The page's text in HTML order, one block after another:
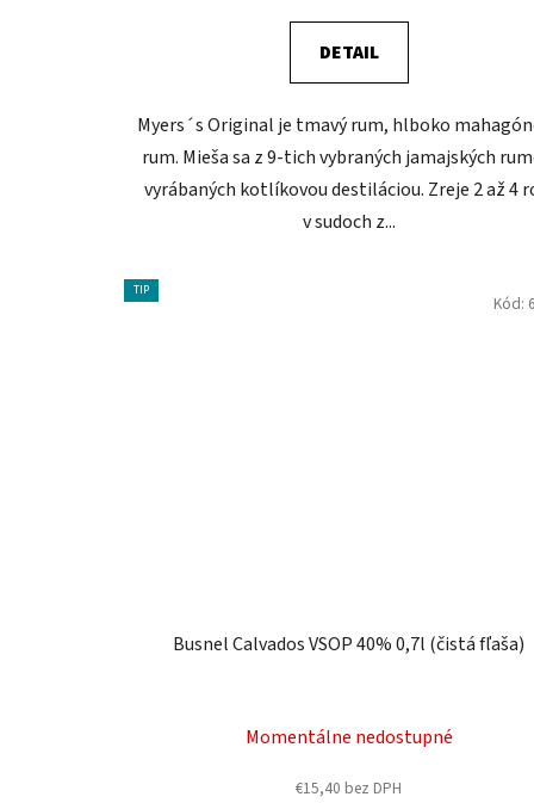
DETAIL
Myers´s Original je tmavý rum, hlboko
rum. Mieša sa z 9-tich vybraných jamajských
vyrábaných kotlíkovou destiláciou. Zreje 2 až 4
v sudoch z...
TIP
Busnel Calvados VSOP 40% 0,7l (čistá fľaša)
Momentálne nedostupné
€15,40 bez DPH
Kód: